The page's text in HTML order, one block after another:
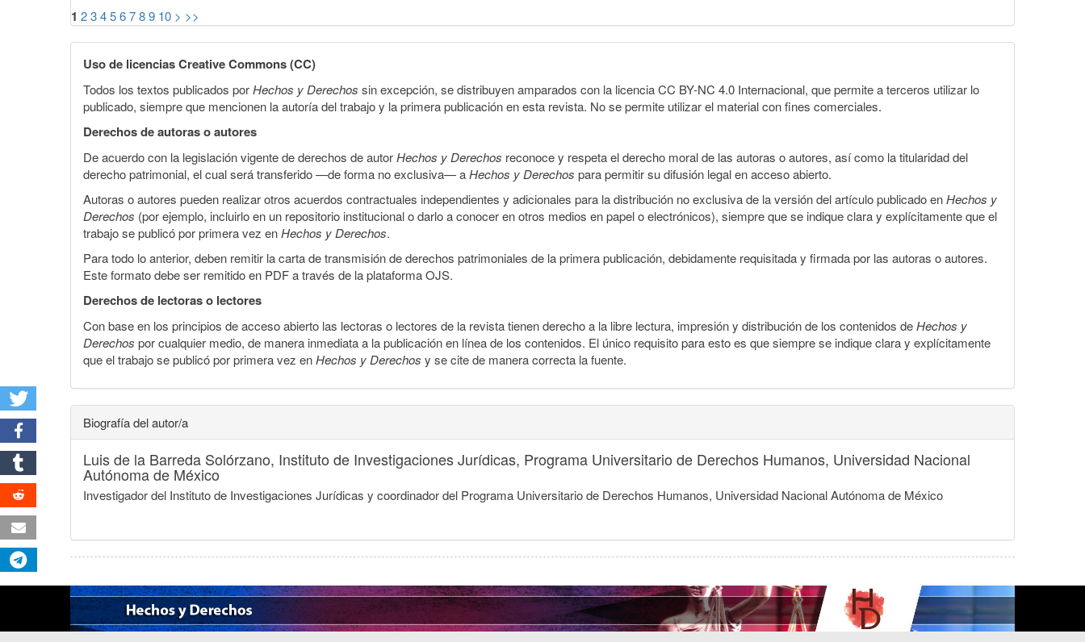
1 23456789 10 > >>
Uso de licencias Creative Commons (CC)
Todos los textos publicados porHechos y Derechos sin excepción, se distribuyen amparados con la licencia CC BY-NC 4.0 Internacional, que permite a terceros utilizar lo
publicado, siempre que mencionen la autoría del trabajo y la primera publicación en esta revista. No se permite utilizar el material con fines comerciales.
Derechos de autoras o autores
De acuerdo con la legislación vigente de derechos de autorHechos y Derechos reconoce y respeta el derecho moral de las autoras o autores, así como la titularidad del
derecho patrimonial, el cual será transferido —de forma no exclusiva— aHechos y Derechos para permitir su difusión legal en acceso abierto.
Autoras o autores pueden realizar otros acuerdos contractuales independientes y adicionales para la distribución no exclusiva de la versión del artículo publicado enHechos y
Derechos (por ejemplo, incluirlo en un repositorio institucional o darlo a conocer en otros medios en papel o electrónicos), siempre que se indique clara y explícitamente que el
trabajo se publicó por primera vez enHechos y Derechos.
Para todo lo anterior, deben remitir la carta de transmisión de derechos patrimoniales de la primera publicación, debidamente requisitada y firmada por las autoras o autores.
Este formato debe ser remitido en PDF a través de la plataforma OJS.
Derechos de lectoras o lectores
Con base en los principios de acceso abierto las lectoras o lectores de la revista tienen derecho a la libre lectura, impresión y distribución de los contenidos deHechos y
Derechos por cualquier medio, de manera inmediata a la publicación en línea de los contenidos. El único requisito para esto es que siempre se indique clara y explícitamente
que el trabajo se publicó por primera vez enHechos y Derechos y se cite de manera correcta la fuente.
Biografía del autor/a
Luis de la Barreda Solórzano, Instituto de Investigaciones Jurídicas, Programa Universitario de Derechos Humanos, Universidad Nacional
Autónoma de México
Investigador del Instituto de Investigaciones Jurídicas y coordinador del Programa Universitario de Derechos Humanos, Universidad Nacional Autónoma de México